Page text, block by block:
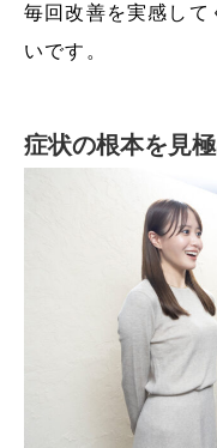
毎回改善を実感して
いです。
症状の根本を見